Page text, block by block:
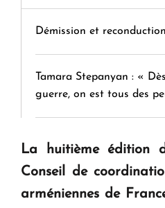
Démission et
Tamara Stepanyan : «
guerre, on est tous des
" Tant qu'il n'existe pas
question d'un référendum
La huitième édition
Conseil de
arméniennes de